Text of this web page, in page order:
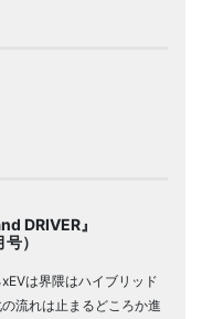
DRIVER』
）
xEVは界隈はハイブリッド
流れは止まるどころか進